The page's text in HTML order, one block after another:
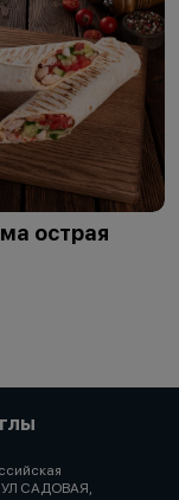
острая
УЛ САДОВАЯ,